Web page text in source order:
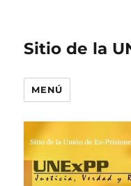
Sitio de la
MENÚ